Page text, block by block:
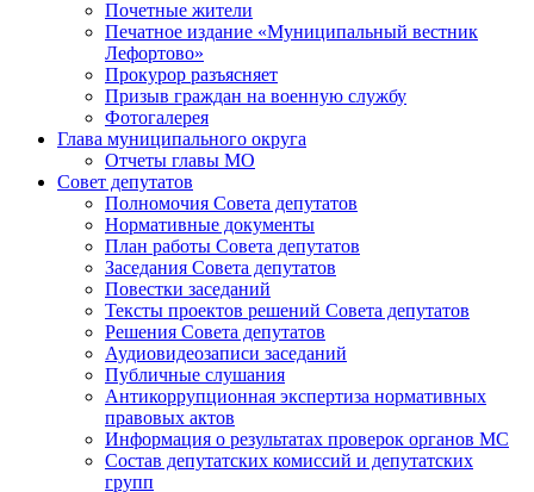
Почетные жители
Печатное издание «Муниципальный вестник
Лефортово»
Прокурор разъясняет
Призыв граждан на военную службу
Фотогалерея
Глава муниципального округа
Отчеты главы МО
Совет депутатов
Полномочия Совета депутатов
Нормативные документы
План работы Совета депутатов
Заседания Cовета депутатов
Повестки заседаний
Тексты проектов решений Совета депутатов
Решения Совета депутатов
Аудиовидеозаписи заседаний
Публичные слушания
Антикоррупционная экспертиза нормативных
правовых актов
Информация о результатах проверок органов МС
Состав депутатских комиссий и депутатских
групп